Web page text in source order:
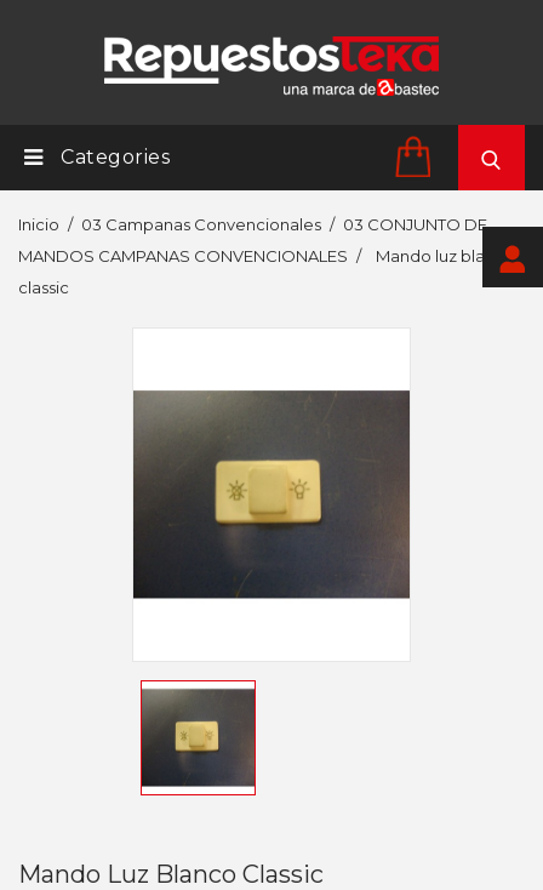
Categories
Inicio 03 Campanas Convencionales
03 CONJUNTO DE
MANDOS CAMPANAS CONVENCIONALES
Mando luz blanco
classic
Mando Luz Blanco Classic